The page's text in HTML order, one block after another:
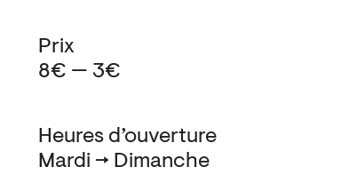
Heures d’ouverture
Mardi → Dimanche
Prix
8€ — 3€